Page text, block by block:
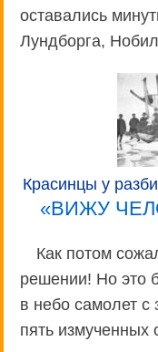
оставались
Лундборга,
Красинцы у
«ВИЖУ
Как потом
решении! Но это
в небо самолет с
пять измученных